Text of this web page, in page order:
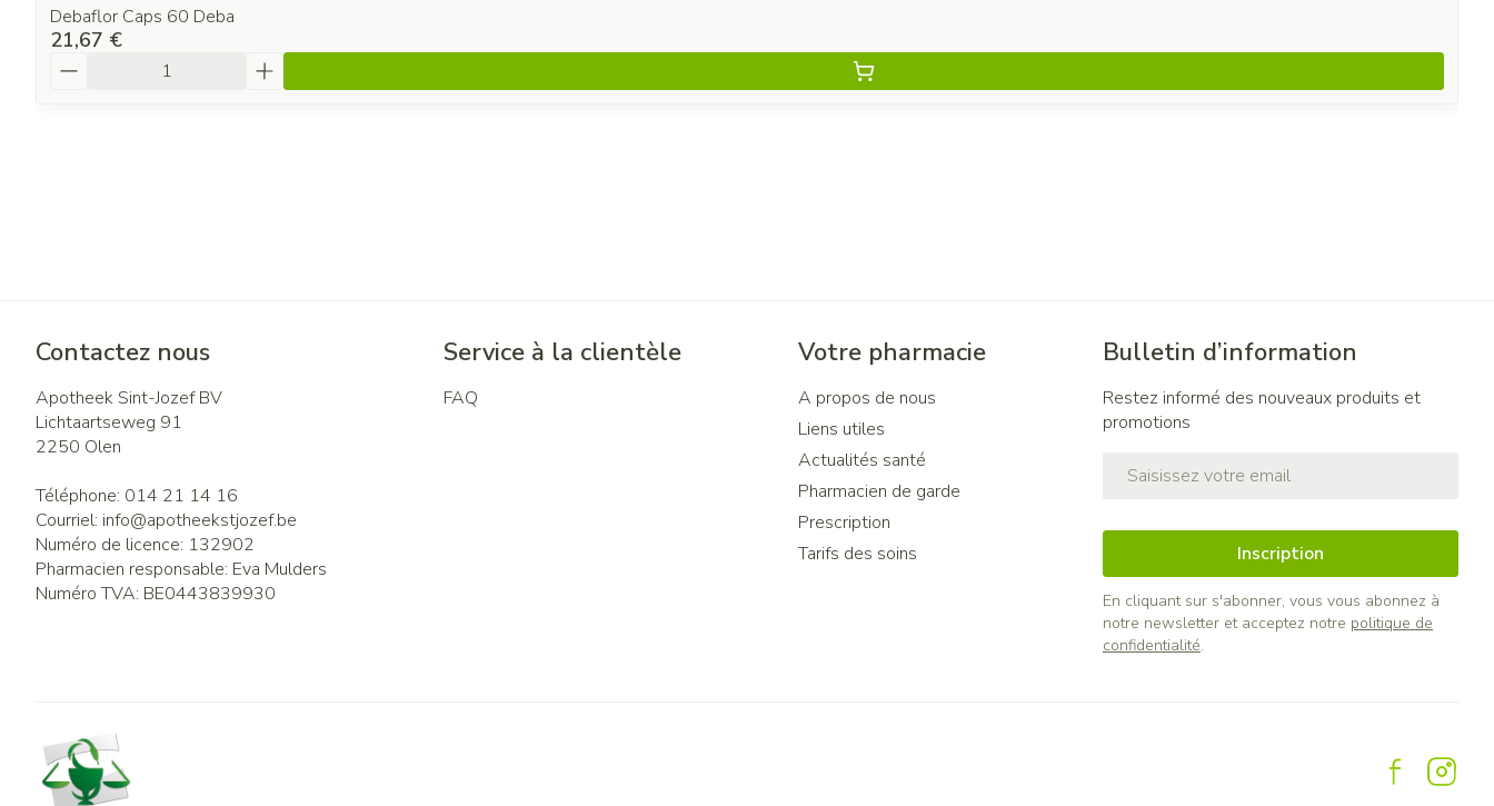
Debaflor Caps 60 Deba
21,67 €
Contactez nous
Apotheek Sint-Jozef BV
Lichtaartseweg 91
2250 Olen
Téléphone: 014 21 14 16
Courriel: info@apotheekstjozef.be
Numéro de licence: 132902
Pharmacien responsable: Eva Mulders
Numéro TVA: BE0443839930
Service à la clientèle
FAQ
Votre pharmacie
A propos de nous
Liens utiles
Actualités santé
Pharmacien de garde
Prescription
Tarifs des soins
Bulletin d’information
Restez informé des nouveaux produits et
promotions
Inscription
En cliquant sur s'abonner, vous vous abonnez à
notre newsletter et acceptez notre politique de
confidentialité.